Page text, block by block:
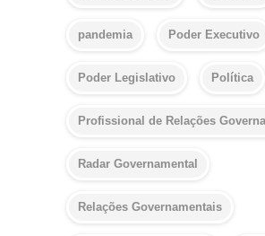
pandemia Poder Executivo
Poder Legislativo Política
Profissional de Relações
Radar Governamental
Relações Governamentais